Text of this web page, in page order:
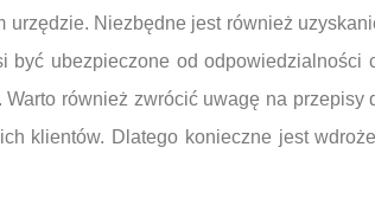
Niezbędne jest również
być ubezpieczone od odpowiedzialności
również zwrócić uwagę na przepisy
klientów. Dlatego konieczne jest